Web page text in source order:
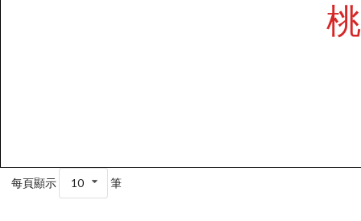
每頁顯示 10 筆